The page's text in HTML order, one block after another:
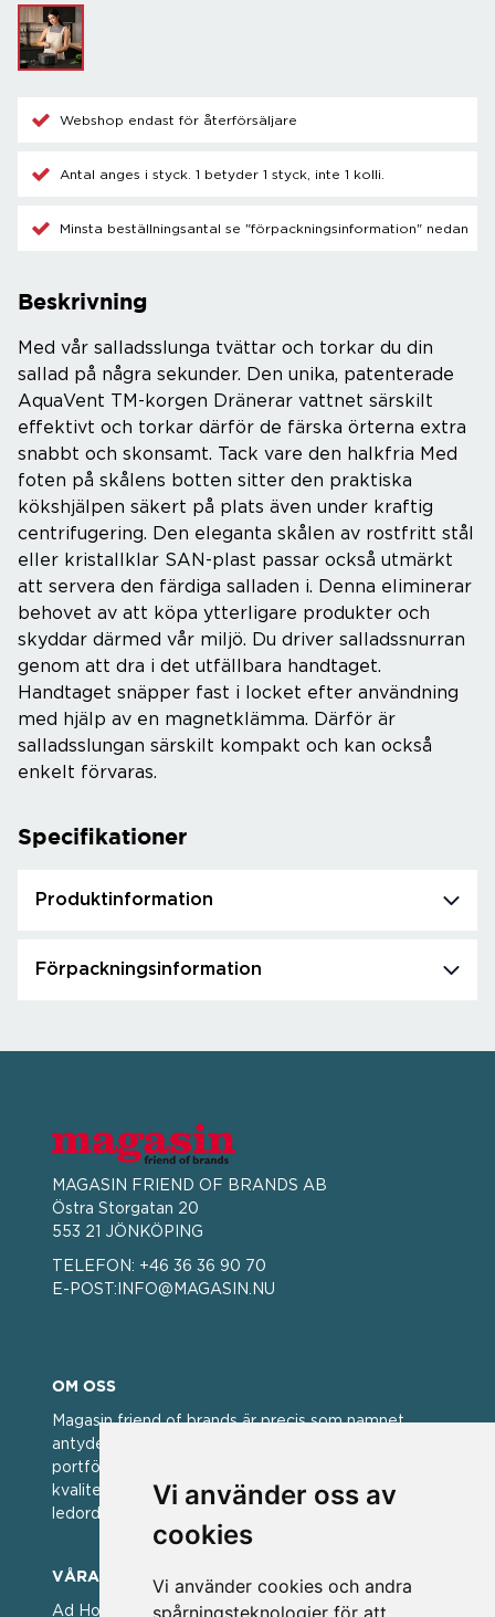
Vi använder oss av
cookies
Vi använder cookies och andra
spårningsteknologier för att
Webshop endast för återförsäljare
Antal anges i styck. 1 betyder 1 styck, inte 1 kolli.
Minsta beställningsantal se "förpackningsinformation" nedan
Beskrivning
Med vår salladsslunga tvättar och torkar du din
sallad på några sekunder. Den unika, patenterade
AquaVent TM-korgen Dränerar vattnet särskilt
effektivt och torkar därför de färska örterna extra
snabbt och skonsamt. Tack vare den halkfria Med
foten på skålens botten sitter den praktiska
kökshjälpen säkert på plats även under kraftig
centrifugering. Den eleganta skålen av rostfritt stål
eller kristallklar SAN-plast passar också utmärkt
att servera den färdiga salladen i. Denna eliminerar
behovet av att köpa ytterligare produkter och
skyddar därmed vår miljö. Du driver salladssnurran
genom att dra i det utfällbara handtaget.
Handtaget snäpper fast i locket efter användning
med hjälp av en magnetklämma. Därför är
salladsslungan särskilt kompakt och kan också
enkelt förvaras.
Specifikationer
Produktinformation
Förpackningsinformation
MAGASIN FRIEND OF BRANDS AB
Östra Storgatan 20
553 21 JÖNKÖPING
TELEFON: +46 36 36 90 70
E-POST: INFO@MAGASIN.NU
OM OSS
Magasin friend of brands är precis som namnet
antyder; en vän av varumärken. Vi har idag en stor
portfölj med välkända varumärken med hög
kvalitet. För oss har kvalitet alltid varit ett av
ledorden och som styrt vår verksamhet.
VÅRA VARUMÄRKEN
Ad Hoc ▪ Bialetti ▪ Cole & Mason ▪ Caps Me ▪